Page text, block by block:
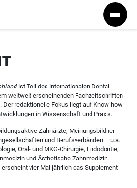
ist Teil des internationalen Dental
weltweit erscheinenden Fachzeitschriften-
Der redaktionelle Fokus liegt auf Know-how-
in Wissenschaft und Praxis.
Zahnärzte, Meinungsbildner
und Berufsverbänden – u.a.
Oral- und MKG-Chirurgie, Endodontie,
und Ästhetische Zahnmedizin.
erscheint vier Mal jährlich das Supplement